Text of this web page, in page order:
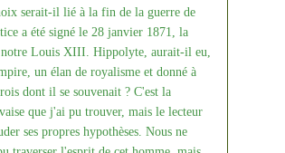
serait-il lié à la fin de la guerre de
a été signé le 28 janvier 1871, la
notre Louis XIII. Hippolyte, aurait-il eu,
un élan de royalisme et donné à
dont il se souvenait ? C'est la
que j'ai pu trouver, mais le lecteur
ses propres hypothèses. Nous ne